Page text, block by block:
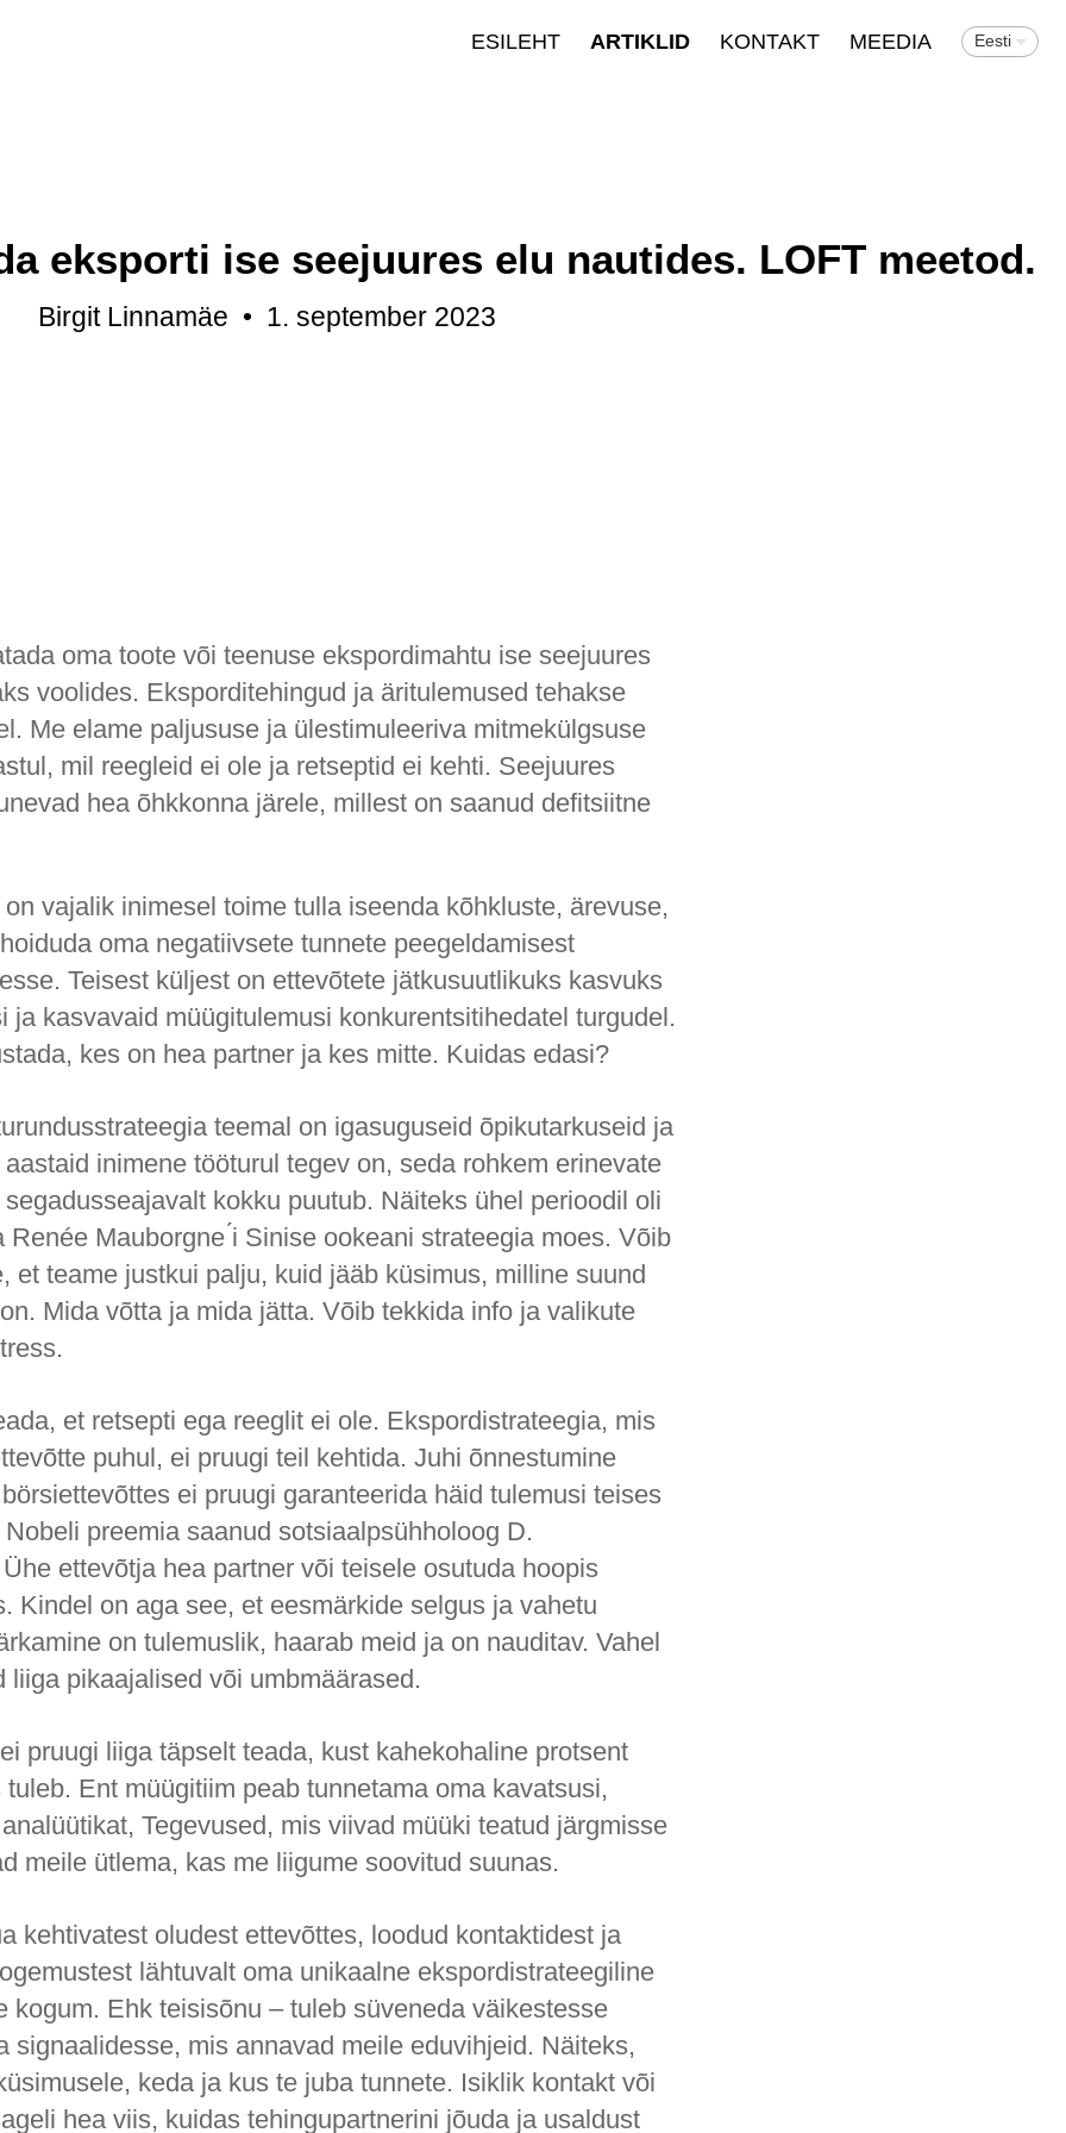
ESILEHT ARTIKLID KONTAKT MEEDIA Eesti
eksporti ise seejuures elu nautides. LOFT meetod.
Birgit Linnamäe • 1. september 2023
oma toote või teenuse ekspordimahtu ise seejuures
voolides. Eksporditehingud ja äritulemused tehakse
Me elame paljususe ja ülestimuleeriva mitmekülgsuse
mil reegleid ei ole ja retseptid ei kehti. Seejuures
hea õhkkonna järele, millest on saanud defitsiitne
vajalik inimesel toime tulla iseenda kõhkluste, ärevuse,
oma negatiivsete tunnete peegeldamisest
Teisest küljest on ettevõtete jätkusuutlikuks kasvuks
ja kasvavaid müügitulemusi konkurentsitihedatel turgudel.
kes on hea partner ja kes mitte. Kuidas edasi?
teemal on igasuguseid õpikutarkuseid ja
inimene tööturul tegev on, seda rohkem erinevate
kokku puutub. Näiteks ühel perioodil oli
Renée Mauborgne ́i Sinise ookeani strateegia moes. Võib
et teame justkui palju, kuid jääb küsimus, milline suund
Mida võtta ja mida jätta. Võib tekkida info ja valikute
et retsepti ega reeglit ei ole. Ekspordistrateegia, mis
puhul, ei pruugi teil kehtida. Juhi õnnestumine
ei pruugi garanteerida häid tulemusi teises
preemia saanud sotsiaalpsühholoog D.
ettevõtja hea partner või teisele osutuda hoopis
Kindel on aga see, et eesmärkide selgus ja vahetu
on tulemuslik, haarab meid ja on nauditav. Vahel
liiga pikaajalised või umbmäärased.
pruugi liiga täpselt teada, kust kahekohaline protsent
Ent müügitiim peab tunnetama oma kavatsusi,
Tegevused, mis viivad müüki teatud järgmisse
meile ütlema, kas me liigume soovitud suunas.
kehtivatest oludest ettevõttes, loodud kontaktidest ja
lähtuvalt oma unikaalne ekspordistrateegiline
kogum. Ehk teisisõnu – tuleb süveneda väikestesse
signaalidesse, mis annavad meile eduvihjeid. Näiteks,
keda ja kus te juba tunnete. Isiklik kontakt või
hea viis, kuidas tehingupartnerini jõuda ja usaldust